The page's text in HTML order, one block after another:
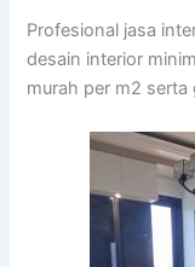
Profesional jasa
desain interior
murah per m2